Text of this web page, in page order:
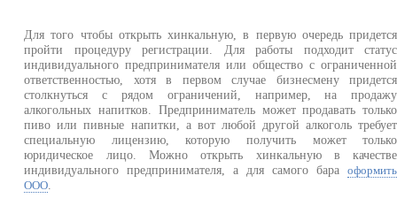
Для того чтобы открыть хинкальную, в первую очередь придется
пройти процедуру регистрации. Для работы подходит статус
индивидуального предпринимателя или общество с ограниченной
ответственностью, хотя в первом случае бизнесмену придется
столкнуться с рядом ограничений, например, на продажу
алкогольных напитков. Предприниматель может продавать только
пиво или пивные напитки, а вот любой другой алкоголь требует
специальную лицензию, которую получить может только
юридическое лицо. Можно открыть хинкальную в качестве
индивидуального предпринимателя, а для самого бараоформить
ООО